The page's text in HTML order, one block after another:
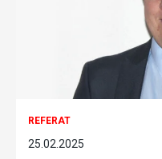
REFERAT
25.02.2025